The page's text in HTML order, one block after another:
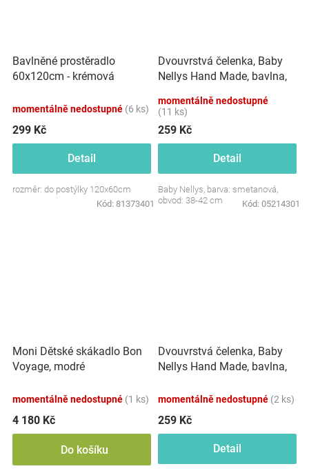
Bavlněné prostěradlo
60x120cm - krémová
momentálně nedostupné (6 ks)
299 Kč
Detail
rozměr: do postýlky 120x60cm
Kód: 81373401
Dvouvrstvá čelenka, Baby
Nellys Hand Made, bavlna,
80/98
momentálně nedostupné
(11 ks)
259 Kč
Detail
Baby Nellys, barva: smetanová,
obvod: 38-42 cm
Kód: 05214301
Moni Dětské skákadlo Bon
Voyage, modré
momentálně nedostupné (1 ks)
4 180 Kč
Do košíku
Dvouvrstvá čelenka, Baby
Nellys Hand Made, bavlna,
růžová, 80/98
momentálně nedostupné (2 ks)
259 Kč
Detail